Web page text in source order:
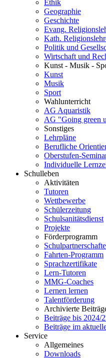
Ethik
Geographie
Geschichte
Evang.
Kath.
Politik und
Wirtschaft und
Kunst - Musik -
Kunst
Musik
Sport
Wahlunterricht
AG Aquaristik
AG "Going green
Sonstiges
Lehrpläne
Berufliche
Oberstufen-
Individuelle
Schulleben
Aktivitäten
Tutoren
Wettbewerbe
Schülerzeitung
Schulsanitätsdienst
Projekte
Förderprogramm
Fahrten-Programm
Sprachzertifikate
Lern-Tutoren
MMG-Coaches
Lernen lernen
Talentförderung
Archivierte
Beiträge bis 2024/
Beiträge im
Service
Allgemeines
Downloads